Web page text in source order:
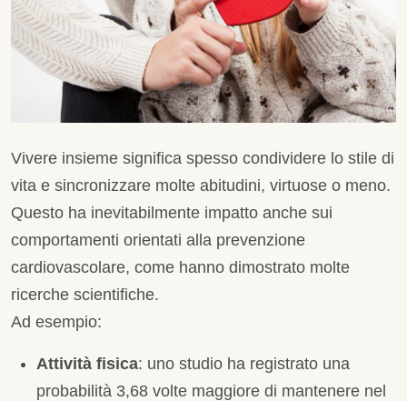
Vivere insieme significa spesso condividere lo stile di
vita e sincronizzare molte abitudini, virtuose o meno.
Questo ha inevitabilmente impatto anche sui
comportamenti orientati alla prevenzione
cardiovascolare, come hanno dimostrato molte
ricerche scientifiche.
Ad esempio:
Attività fisica: uno studio ha registrato una
probabilità 3,68 volte maggiore di mantenere nel